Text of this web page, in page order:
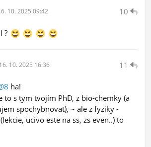
10
10. 2025 09:42
?
11
16. 10. 2025 16:36
ha!
to s tym tvojím PhD, z bio-chemky (a
spochybnovat), ~ ale z fyziky -
ucivo este na ss, zs even..) to